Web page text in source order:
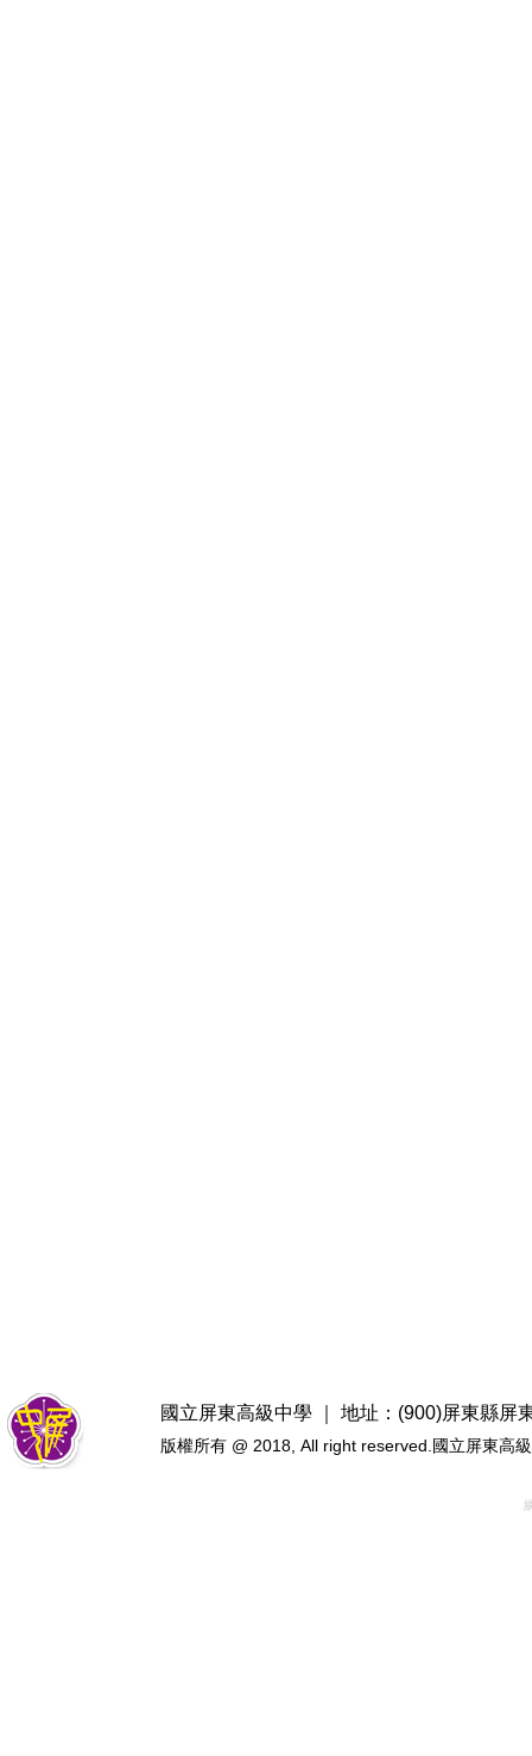
國立屏東高級中學 ｜ 地址：(900)屏東縣屏
版權所有 @ 2018, All right reserved.國立屏東高